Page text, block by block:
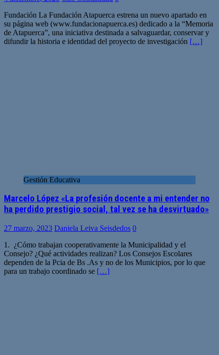
Fundación La Fundación Atapuerca estrena un nuevo apartado en
su página web (www.fundacionapuerca.es) dedicado a la “Memoria
de Atapuerca”, una iniciativa destinada a salvaguardar, conservar y
difundir la historia e identidad del proyecto de investigación […]
Gestión Educativa
Marcelo López «La profesión docente a mi entender no
ha perdido prestigio social, tal vez se ha desvirtuado»
27 marzo, 2023 Daniela Leiva Seisdedos 0
1. ¿Cómo trabajan cooperativamente la Municipalidad y el
Consejo? ¿Qué actividades realizan? Los Consejos Escolares
dependen de la Pcia de Bs .As y no de los Municipios, por lo que
para un trabajo coordinado se […]